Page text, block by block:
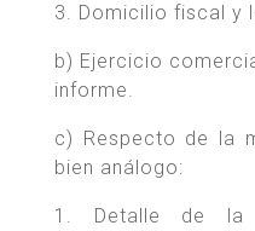
3. Domicilio fiscal y
b) Ejercicio
informe.
c) Respecto de la
bien análogo:
1. Detalle de la